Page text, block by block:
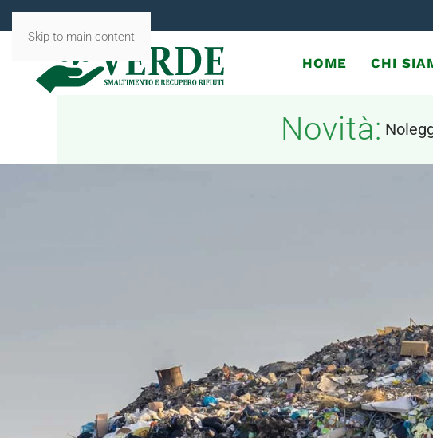
Skip to main content
HOME CHI
Novità: